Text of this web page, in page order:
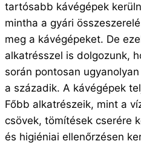
tartósabb kávégépek
mintha a gyári
meg a kávégépeket. De
alkatrésszel is dolgozunk,
során pontosan
a századik. A kávégépek
Főbb alkatrészeik, mint a
csövek, tömítések cserére
és higiéniai ellenőrzésen